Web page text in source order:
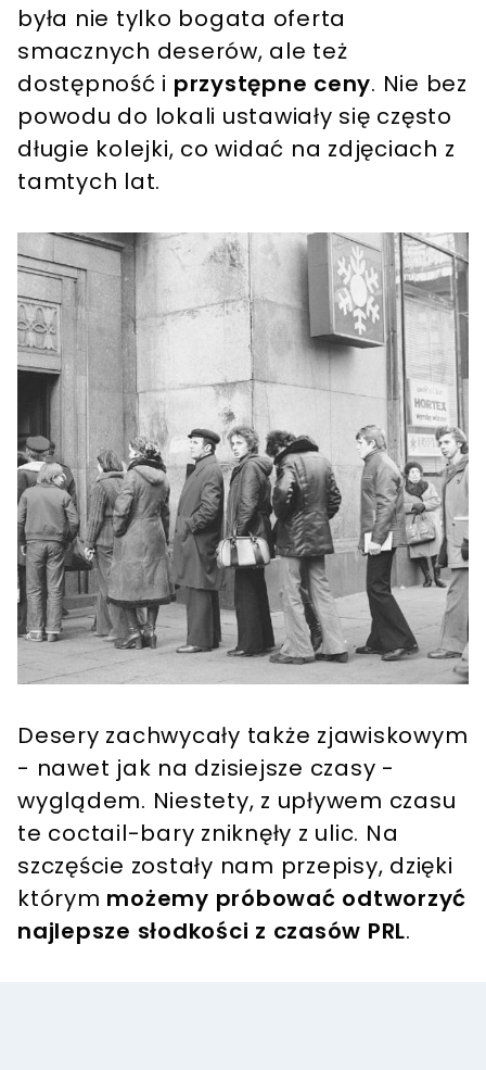
była nie tylko bogata oferta
smacznych deserów, ale też
dostępność i przystępne ceny. Nie bez
powodu do lokali ustawiały się często
długie kolejki, co widać na zdjęciach z
tamtych lat.
Desery zachwycały także zjawiskowym
- nawet jak na dzisiejsze czasy -
wyglądem. Niestety, z upływem czasu
te coctail-bary zniknęły z ulic. Na
szczęście zostały nam przepisy, dzięki
którym możemy próbować odtworzyć
najlepsze słodkości z czasów PRL.